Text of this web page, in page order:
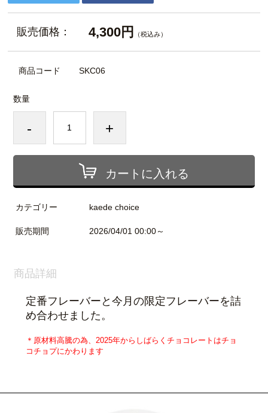
販売価格： 4,300円 （税込み）
商品コード SKC06
数量
- +
カートに入れる
カテゴリー kaede choice
販売期間 2026/04/01 00:00～
商品詳細
定番フレーバーと今月の限定フレーバーを詰
め合わせました。
＊原材料高騰の為、 2025年からしばらくチョコレートはチョ
コチョプにかわります